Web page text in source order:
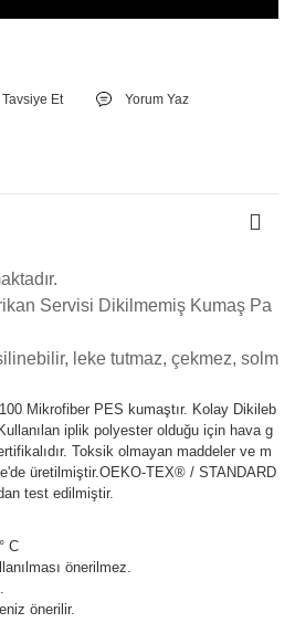
Tavsiye Et Yorum Yaz
Servisi Dikilmemiş Kumaş Pa
leke tutmaz, çekmez, solm
Mikrofiber PES kumaştır. Kolay Dikileb
iplik polyester olduğu için hava g
Toksik olmayan maddeler ve m
üretilmiştir.OEKO-TEX® / STANDARD
test edilmiştir.
C
önerilmez.
önerilir.